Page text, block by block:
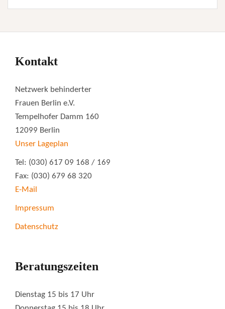
Kontakt
Netzwerk behinderter
Frauen Berlin e.V.
Tempelhofer Damm 160
12099 Berlin
Unser Lageplan
Tel: (030) 617 09 168 / 169
Fax: (030) 679 68 320
E-Mail
Impressum
Datenschutz
Beratungszeiten
Dienstag 15 bis 17 Uhr